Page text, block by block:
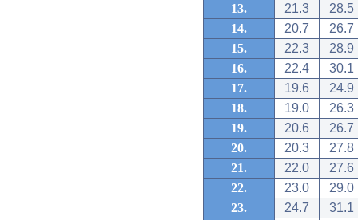
13.
21.3
28.5
14.
20.7
26.7
15.
22.3
28.9
16.
22.4
30.1
17.
19.6
24.9
18.
19.0
26.3
19.
20.6
26.7
20.
20.3
27.8
21.
22.0
27.6
22.
23.0
29.0
23.
24.7
31.1